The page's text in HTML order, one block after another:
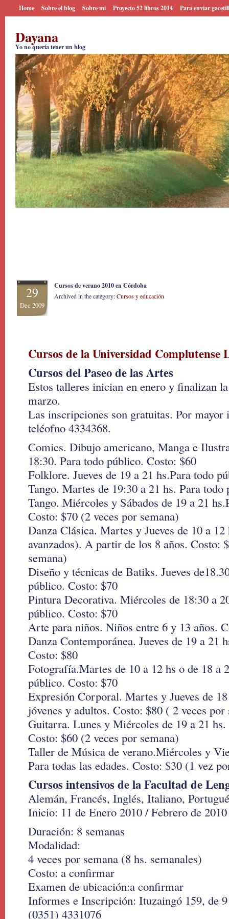
Home Sobre el blog Sobre mi Proyecto 52 libros 2014 Para enviar
Dayana
Yo no quería tener un blog
29
Dec 2009
Cursos de verano 2010 en Córdoba
Archived in the category:Cursos y educación
Cursos de la Universidad Complutense
Cursos del Paseo de las Artes
Estos talleres inician en enero y finalizan
marzo.
Las inscripciones son gratuitas. Por
teléofno 4334368.
Comics. Dibujo americano, Manga e
18:30. Para todo público. Costo: $60
Folklore. Jueves de 19 a 21 hs.Para todo
Tango. Martes de 19:30 a 21 hs. Para
Tango. Miércoles y Sábados de 19 a 21
Costo: $70 (2 veces por semana)
Danza Clásica. Martes y Jueves de 10 a
avanzados). A partir de los 8 años. Costo:
semana)
Diseño y técnicas de Batiks. Jueves
público. Costo: $70
Pintura Decorativa. Miércoles de 18:30 a
público. Costo: $70
Arte para niños. Niños entre 6 y 13 años.
Danza Contemporánea. Jueves de 19 a 21
Costo: $80
Fotografía.Martes de 10 a 12 hs o de 18 a
público. Costo: $70
Expresión Corporal. Martes y Jueves de
jóvenes y adultos. Costo: $80 ( 2 veces por
Guitarra. Lunes y Miércoles de 19 a 21 hs.
Costo: $60 (2 veces por semana)
Taller de Música de verano.Miércoles y
Para todas las edades. Costo: $30 (1 vez
Cursos intensivos de la Facultad de
Alemán, Francés, Inglés, Italiano,
Inicio: 11 de Enero 2010 / Febrero de 2010
Duración: 8 semanas
Modalidad:
4 veces por semana (8 hs. semanales)
Costo: a confirmar
Examen de ubicación:a confirmar
Informes e Inscripción: Ituzaingó 159, de
(0351) 4331076